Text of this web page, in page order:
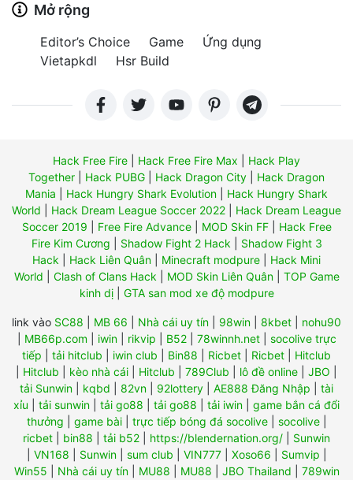
Mở rộng
Editor’s Choice Game
Ứng dụng
Vietapkdl
Hsr Build
Hack Free Fire Hack Free Fire Max
Hack Play
Together
Hack PUBG Hack Dragon City
Hack Dragon
Mania
Hack Hungry Shark Evolution
Hack Hungry Shark
World
Hack Dream League Soccer 2022
Hack Dream League
Soccer 2019
Free Fire Advance| MOD Skin FF| Hack Free
Fire Kim Cương
Shadow Fight 2 Hack| Shadow Fight 3
Hack
Hack Liên Quân Minecraft modpure
Hack Mini
World
Clash of Clans Hack| MOD Skin Liên Quân| TOP Game
kinh dị| GTA san mod xe độ modpure
link vào SC88 MB 66 Nhà cái uy tín 98win 8kbet
nohu90
MB66p.com iwin| rikvip B52| 78winnh.net| socolive trực
tiếp
tải hitclub iwin club Bin88 Ricbet Ricbet
Hitclub
Hitclub kèo nhà cái Hitclub 789Club lô đề online JBO
tải Sunwin
kqbd 82vn 92lottery AE888 Đăng Nhập
tài
xỉu
tải sunwin tải go88 tải go88 tải iwin
game bắn cá đổi
thưởng
game bài| trực tiếp bóng đá socolive| socolive|
ricbet
bin88 tải b52 https://blendernation.org/
Sunwin
VN168 Sunwin| sum club VIN777| Xoso66 Sumvip
Win55
Nhà cái uy tín| MU88 MU88 JBO Thailand 789win